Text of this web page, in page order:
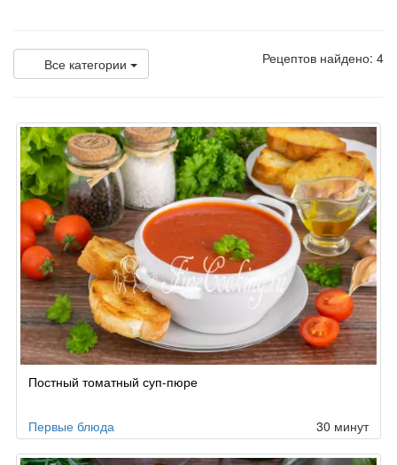
Все категории Рецептов найдено: 4
Постный томатный суп-пюре
Первые блюда 30 минут